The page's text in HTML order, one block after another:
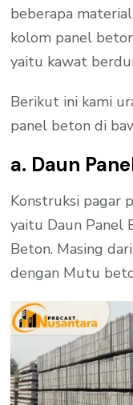
beberapa
kolom panel
yaitu kawat
Berikut ini kami
panel beton di
a. Daun
Konstruksi pagar
yaitu Daun Panel
Beton. Masing
dengan Mutu